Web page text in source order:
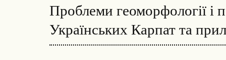
Проблеми геоморфології і
Українських Карпат та